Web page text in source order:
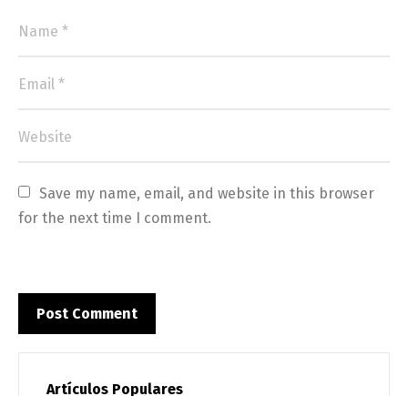
Save my name, email, and website in this browser
for the next time I comment.
Artículos Populares